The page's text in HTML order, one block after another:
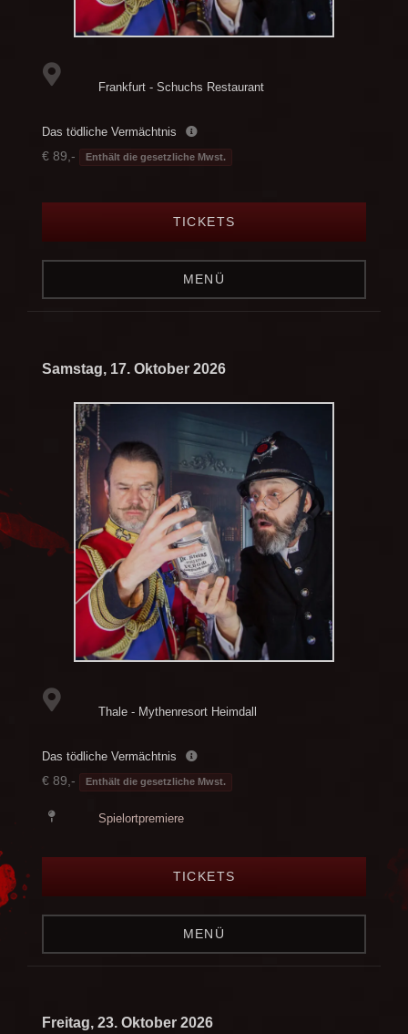
Frankfurt - Schuchs Restaurant
Das tödliche Vermächtnis
€ 89,- Enthält die gesetzliche Mwst.
TICKETS
MENÜ
Samstag, 17. Oktober 2026
Thale - Mythenresort Heimdall
Das tödliche Vermächtnis
€ 89,- Enthält die gesetzliche Mwst.
Spielortpremiere
TICKETS
MENÜ
Freitag, 23. Oktober 2026